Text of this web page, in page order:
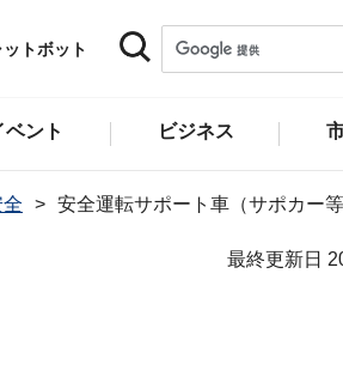
トボット
ント ビジネス
安全運転サポート車（サポカー等
最終更新日